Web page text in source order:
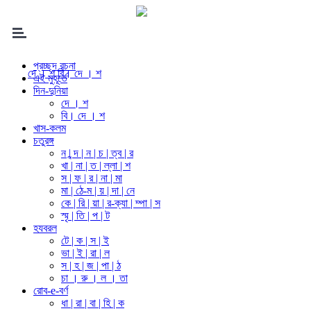
প্রচ্ছদ রচনা
এই মুহূর্তে
দিন-দুনিয়া
দে । শ
বি। দে । শ
খাস-কলম
চতুরঙ্গ
ন | ন্দ | ন | চ | ত্ব | র
খা | না | ত | ল্লা | শ
স | ফ | র | না | মা
মা | ঠে-ম | য় | দা | নে
কে | রি | য়া | র-ক্যা | ম্পা | স
স্মৃ | তি | প | ট
হযবরল
টে | ক | স | ই
ভা | ই | রা | ল
স | হ | জ | পা | ঠ
চা । রু । ল । তা
রোব-e-বর্ণ
ধা | রা | বা | হি | ক
দে । শ বি। দে । শ